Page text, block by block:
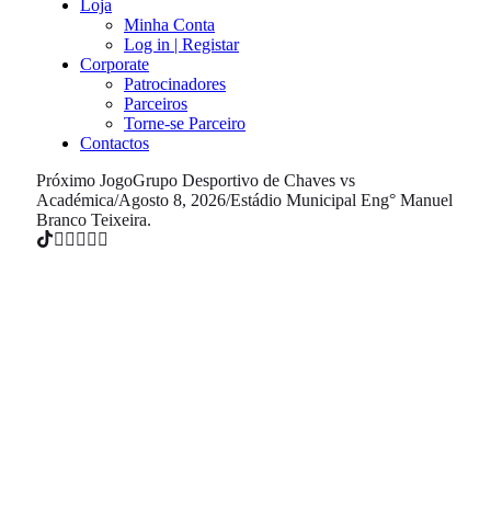
Loja
Minha Conta
Log in | Registar
Corporate
Patrocinadores
Parceiros
Torne-se Parceiro
Contactos
Próximo JogoGrupo Desportivo de Chaves vs
Académica/Agosto 8, 2026/Estádio Municipal Eng° Manuel
Branco Teixeira.